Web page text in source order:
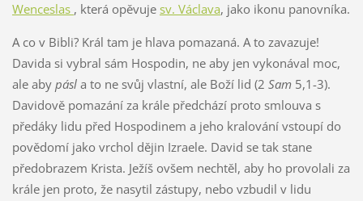
Wenceslas , která opěvuje sv. Václava, jako ikonu panovníka.
A co v Bibli? Král tam je hlava pomazaná. A to zavazuje!
Davida si vybral sám Hospodin, ne aby jen vykonával moc,
ale aby pásla to ne svůj vlastní, ale Boží lid (2 Sam5,1-3).
Davidově pomazání za krále předchází proto smlouva s
předáky lidu před Hospodinem a jeho kralování vstoupí do
povědomí jako vrchol dějin Izraele. David se tak stane
předobrazem Krista. Ježíš ovšem nechtěl, aby ho provolali za
krále jen proto, že nasytil zástupy, nebo vzbudil v lidu